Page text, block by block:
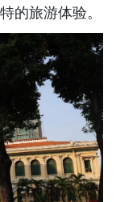
的旅游体验。